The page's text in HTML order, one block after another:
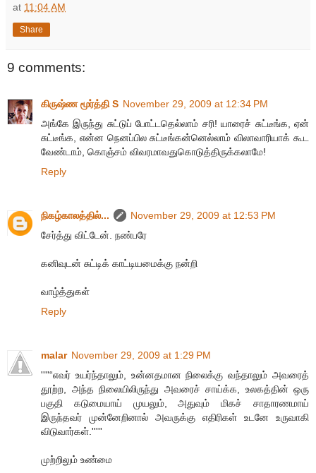
at 11:04 AM
Share
9 comments:
கிருஷ்ண மூர்த்தி S November 29, 2009 at 12:34 PM
அங்கே இருந்து சுட்டுப் போட்டதெல்லாம் சரி! யாரைச் சுட்டீங்க, ஏன்
சுட்டீங்க, என்ன நெனப்பில சுட்டீங்கன்னெல்லாம் விலாவாரியாக் கூட
வேண்டாம், கொஞ்சம் விவரமாவதுகொடுத்திருக்கலாமே!
Reply
நிகழ்காலத்தில்...
November 29, 2009 at 12:53 PM
சேர்த்து விட்டேன். நண்பரே
கனிவுடன் சுட்டிக் காட்டியமைக்கு நன்றி
வாழ்த்துகள்
Reply
malar November 29, 2009 at 1:29 PM
''''“எவர் உயர்ந்தாலும், உன்னதமான நிலைக்கு வந்தாலும் அவரைத்
தூற்ற, அந்த நிலையிலிருந்து அவரைச் சாய்க்க, உலகத்தின் ஒரு
பகுதி கடுமையாய் முயலும், அதுவும் மிகச் சாதாரணமாய்
இருந்தவர் முன்னேறினால் அவருக்கு எதிரிகள் உடனே உருவாகி
விடுவார்கள்.'''''
முற்றிலும் உண்மை